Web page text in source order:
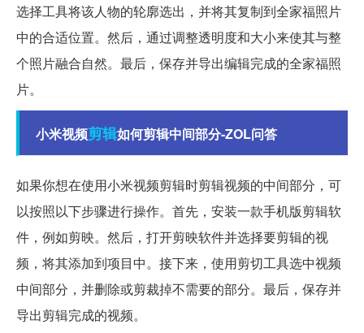
选择工具将该人物的轮廓选出，并将其复制到全家福照片
中的合适位置。然后，通过调整透明度和大小来使其与整
个照片融合自然。最后，保存并导出编辑完成的全家福照
片。
小米视频剪辑如何剪辑中间部分-ZOL问答
如果你想在使用小米视频剪辑时剪辑视频的中间部分，可
以按照以下步骤进行操作。首先，安装一款手机版剪辑软
件，例如剪映。然后，打开剪映软件并选择要剪辑的视
频，将其添加到项目中。接下来，使用剪切工具选中视频
中间部分，并删除或剪裁掉不需要的部分。最后，保存并
导出剪辑完成的视频。